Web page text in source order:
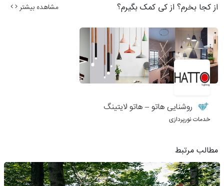
از کجا بخرم؟ از کی کمک بگیرم؟ مشاهده بیشتر
روشنایی هاتو – هاتو لایتینگ
خدمات نورپردازی
مطالب مرتبط